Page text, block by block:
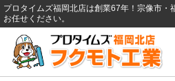
プロタイムズ福岡北店は創業67年！宗像市・
お任せください。